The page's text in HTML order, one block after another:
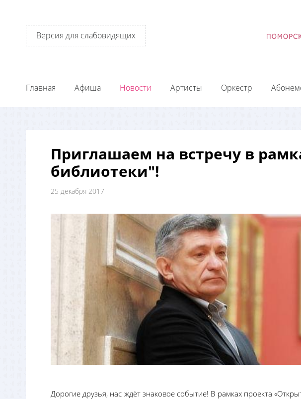
Версия для слабовидящих
Главная Афиша Новости Артисты Оркестр
Приглашаем на встречу в
библиотеки"!
25 декабря 2017
Дорогие друзья, нас ждёт знаковое событие! В рамках проекта